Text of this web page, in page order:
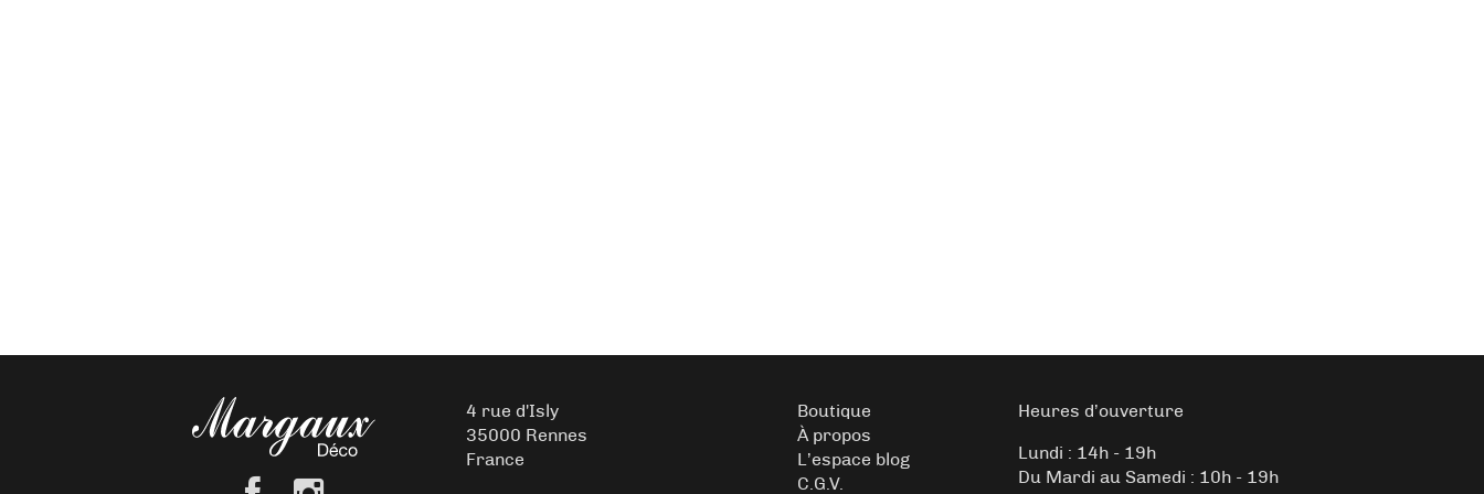
4 rue d'Isly
35000 Rennes
France
Boutique
À propos
L’espace blog
C.G.V.
Heures d’ouverture
Lundi : 14h - 19h
Du Mardi au Samedi : 10h - 19h